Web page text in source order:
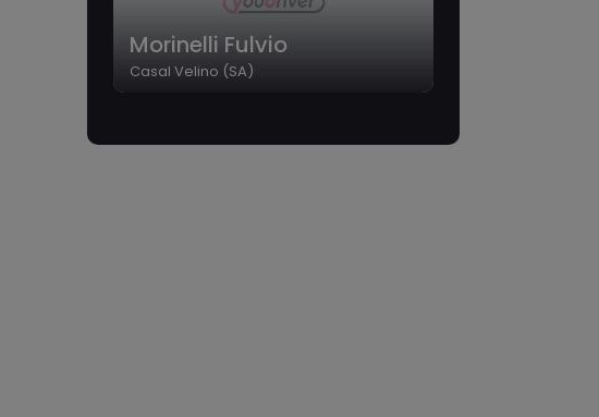
Morinelli Fulvio
Casal Velino (SA)